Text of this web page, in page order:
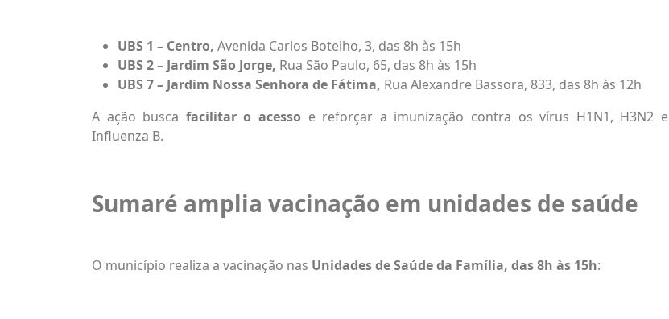
UBS 1 – Centro, Avenida Carlos Botelho, 3, das 8h às 15h
UBS 2 – Jardim São Jorge, Rua São Paulo, 65, das 8h às 15h
UBS 7 – Jardim Nossa Senhora de Fátima, Rua Alexandre Bassora, 833, das 8h às 12h
A ação busca facilitar o acesso e reforçar a imunização contra os vírus H1N1, H3N2 e
Influenza B.
Sumaré amplia vacinação em unidades de saúde
O município realiza a vacinação nas Unidades de Saúde da Família, das 8h às 15h: